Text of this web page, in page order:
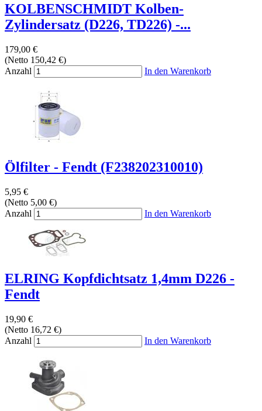
KOLBENSCHMIDT Kolben-
Zylindersatz (D226, TD226) -...
179,00 €
(Netto 150,42 €)
Anzahl
In den Warenkorb
Ölfilter - Fendt (F238202310010)
5,95 €
(Netto 5,00 €)
Anzahl
In den Warenkorb
ELRING Kopfdichtsatz 1,4mm D226 -
Fendt
19,90 €
(Netto 16,72 €)
Anzahl
In den Warenkorb